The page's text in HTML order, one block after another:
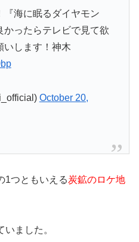
『海に眠るダイヤモン
かったらテレビで見て欲
いします！神木
October 20,
1つともいえる炭鉱のロケ地
ました。